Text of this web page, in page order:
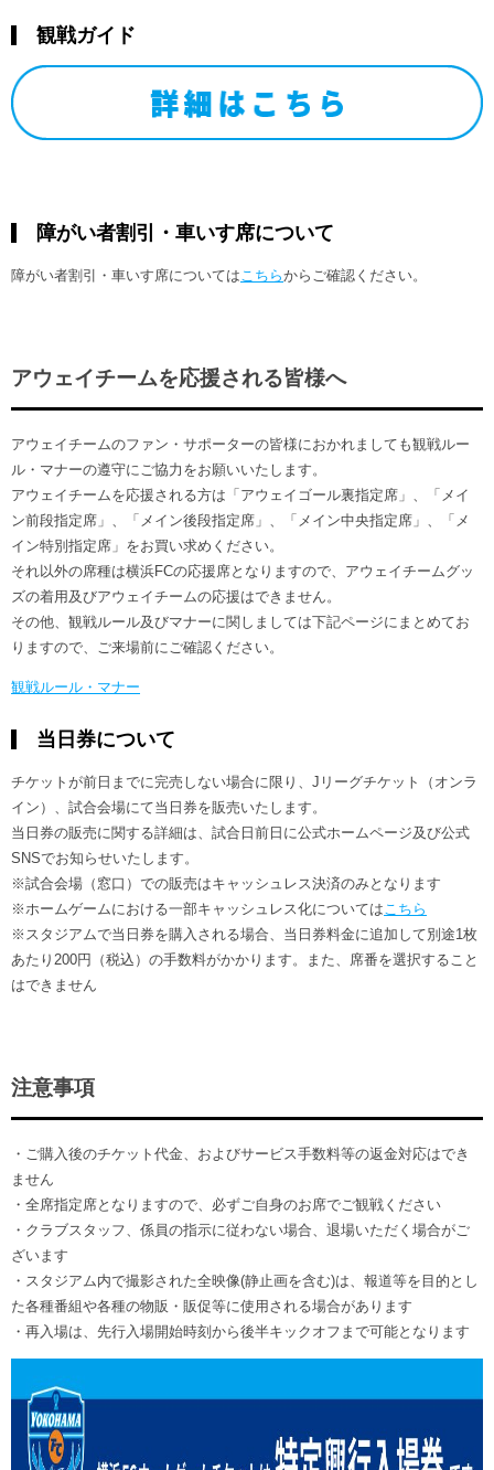
観戦ガイド
障がい者割引・車いす席について
障がい者割引・車いす席についてはこちらからご確認ください。
アウェイチームを応援される皆様へ
アウェイチームのファン・サポーターの皆様におかれましても観戦ルー
ル・マナーの遵守にご協力をお願いいたします。
アウェイチームを応援される方は「アウェイゴール裏指定席」、「メイ
ン前段指定席」、「メイン後段指定席」、「メイン中央指定席」、「メ
イン特別指定席」をお買い求めください。
それ以外の席種は横浜FCの応援席となりますので、アウェイチームグッ
ズの着用及びアウェイチームの応援はできません。
その他、観戦ルール及びマナーに関しましては下記ページにまとめてお
りますので、ご来場前にご確認ください。
観戦ルール・マナー
当日券について
チケットが前日までに完売しない場合に限り、Jリーグチケット（オンラ
イン）、試合会場にて当日券を販売いたします。
当日券の販売に関する詳細は、試合日前日に公式ホームページ及び公式
SNSでお知らせいたします。
※試合会場（窓口）での販売はキャッシュレス決済のみとなります
※ホームゲームにおける一部キャッシュレス化についてはこちら
※スタジアムで当日券を購入される場合、当日券料金に追加して別途1枚
あたり200円（税込）の手数料がかかります。また、席番を選択すること
はできません
注意事項
・ご購入後のチケット代金、およびサービス手数料等の返金対応はでき
ません
・全席指定席となりますので、必ずご自身のお席でご観戦ください
・クラブスタッフ、係員の指示に従わない場合、退場いただく場合がご
ざいます
・スタジアム内で撮影された全映像(静止画を含む)は、報道等を目的とし
た各種番組や各種の物販・販促等に使用される場合があります
・再入場は、先行入場開始時刻から後半キックオフまで可能となります